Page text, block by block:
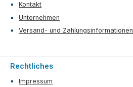
Kontakt
Unternehmen
Versand- und Zahlungsinformationen
Rechtliches
Impressum